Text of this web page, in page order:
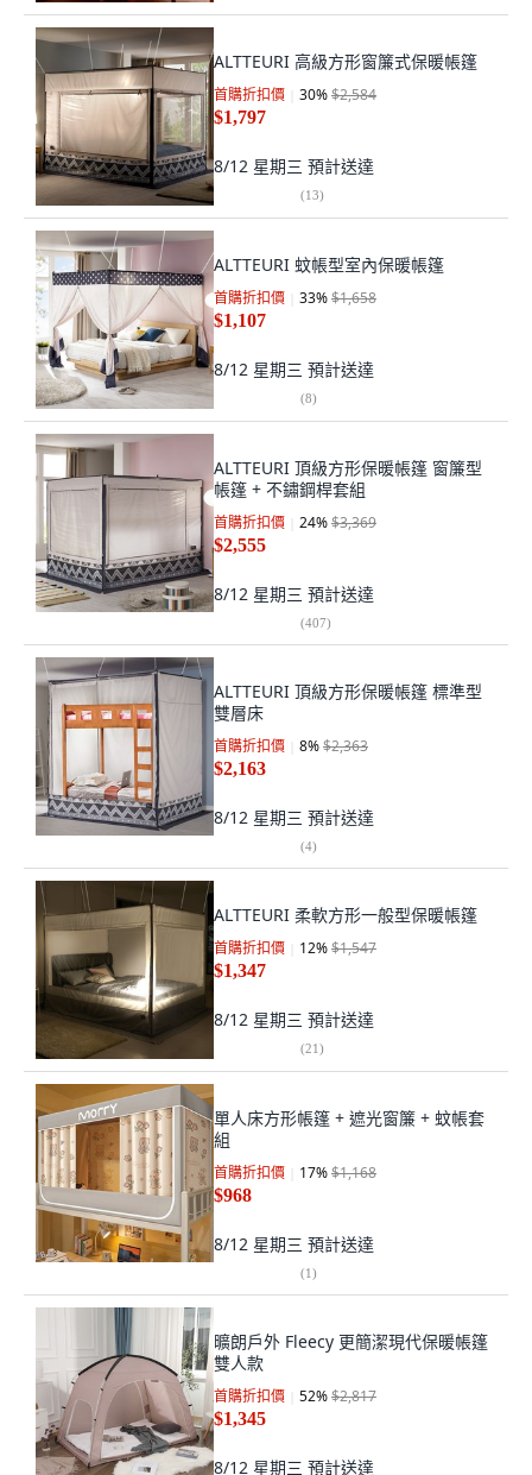
ALTTEURI 高級方形窗簾式保暖帳篷
首購折扣價 30%$2,584
$1,797
8/12 星期三 預計送達
(13)
ALTTEURI 蚊帳型室內保暖帳篷
首購折扣價 33%$1,658
$1,107
8/12 星期三 預計送達
(8)
ALTTEURI 頂級方形保暖帳篷 窗簾型
帳篷 + 不鏽鋼桿套組
首購折扣價 24%$3,369
$2,555
8/12 星期三 預計送達
(407)
ALTTEURI 頂級方形保暖帳篷 標準型
雙層床
首購折扣價 8%$2,363
$2,163
8/12 星期三 預計送達
(4)
ALTTEURI 柔軟方形一般型保暖帳篷
首購折扣價 12%$1,547
$1,347
8/12 星期三 預計送達
(21)
單人床方形帳篷 + 遮光窗簾 + 蚊帳套
組
首購折扣價 17%$1,168
$968
8/12 星期三 預計送達
(1)
曠朗戶外 Fleecy 更簡潔現代保暖帳篷
雙人款
首購折扣價 52%$2,817
$1,345
8/12 星期三 預計送達